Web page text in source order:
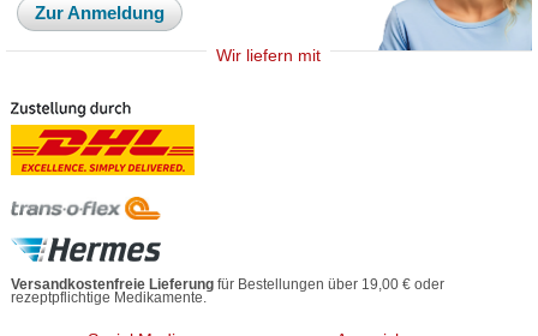
Zur Anmeldung
Wir liefern mit
Versandkostenfreie Lieferung für Bestellungen über 19,00 € oder
rezeptpflichtige Medikamente.